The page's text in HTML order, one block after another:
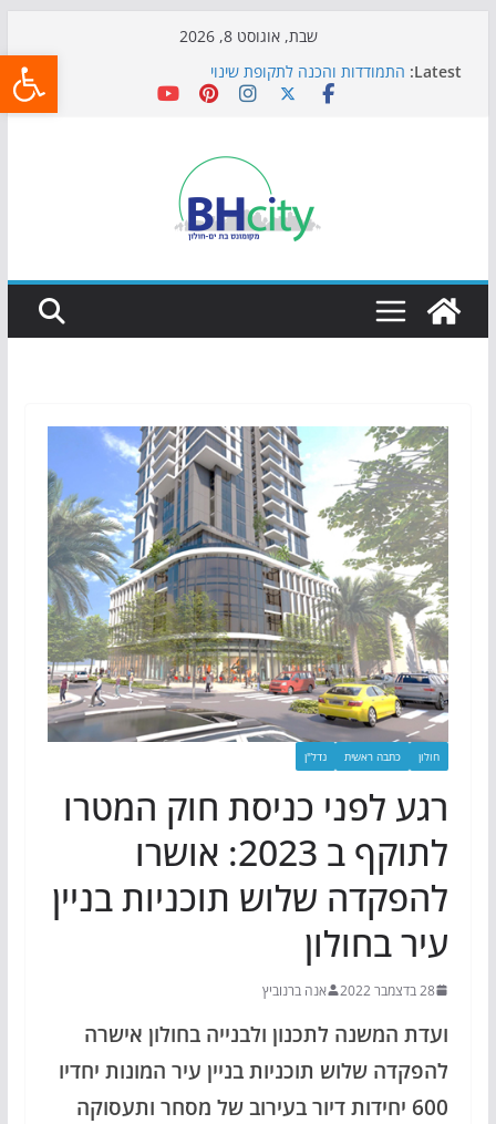
שבת, אוגוסט 8, 2026
Latest: התמודדות והכנה לתקופת שינוי
אי ההרפתקאות ממשיך לכבוש את הגינות: מאות משפחות
כדורגל באווירה מיוחדת: הקרנת גמר המונדיאל בטרמינל
הקיץ של בני הנוער בבת־ים: חוף הריביירה הופך למרחב
בטוח בשעות הערב
חולון כתבה ראשית נדל"ן
רגע לפני כניסת חוק המטרו
לתוקף ב 2023: אושרו
להפקדה שלוש תוכניות בניין
עיר בחולון
28 בדצמבר 2022 אנה ברנוביץ
ועדת המשנה לתכנון ולבנייה בחולון אישרה
להפקדה שלוש תוכניות בניין עיר המונות יחדיו
600 יחידות דיור בעירוב של מסחר ותעסוקה